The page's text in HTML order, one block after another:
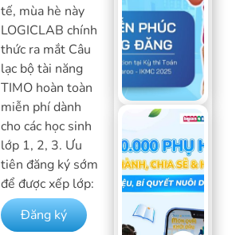
tế, mùa hè này
LOGICLAB chính
thức ra mắt Câu
lạc bộ tài năng
TIMO hoàn toàn
miễn phí dành
cho các học sinh
lớp 1, 2, 3. Ưu
tiên đăng ký sớm
để được xếp lớp:
Đăng ký